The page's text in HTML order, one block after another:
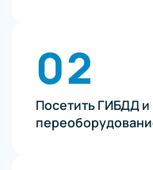
02
Посетить ГИБДД